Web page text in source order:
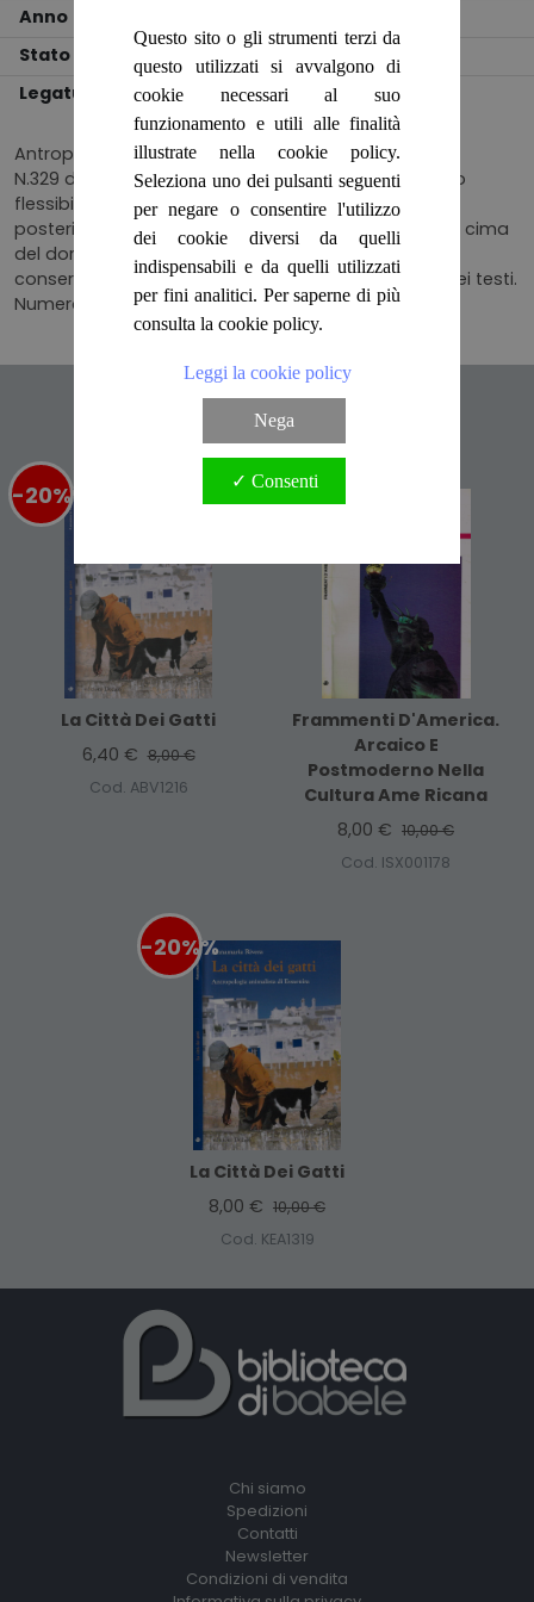
Anno
Stato
OTTIMO
Legatura
BROSSURA
Antropologia animalista di Essaouira
N.329 della collana, brossura editoriale in cartoncino
flessibile, illustrata, con segno da compressione al
posteriore ed onda al piatto anteriore accanto alla cima
del dorso, all'interno pagine in ottimo stato di
conservazione, con illustrazioni a colori ed in nero nei testi.
Numero pagine 197
Articoli suggeriti
-20%%
La Città Dei Gatti
6,40 € 8,00 €
Cod. ABV1216
-20%
Frammenti D'America.
Arcaico E
Postmoderno Nella
Cultura Ame Ricana
8,00 € 10,00 €
Cod. ISX001178
-20%%
La Città Dei Gatti
8,00 € 10,00 €
Cod. KEA1319
Chi siamo
Spedizioni
Contatti
Newsletter
Condizioni di vendita
Questo sito o gli strumenti terzi da
questo utilizzati si avvalgono di
cookie necessari al suo
funzionamento e utili alle finalità
illustrate nella cookie policy.
Seleziona uno dei pulsanti seguenti
per negare o consentire l'utilizzo
dei cookie diversi da quelli
indispensabili e da quelli utilizzati
per fini analitici. Per saperne di più
consulta la cookie policy.
Leggi la cookie policy
Nega
✓ Consenti